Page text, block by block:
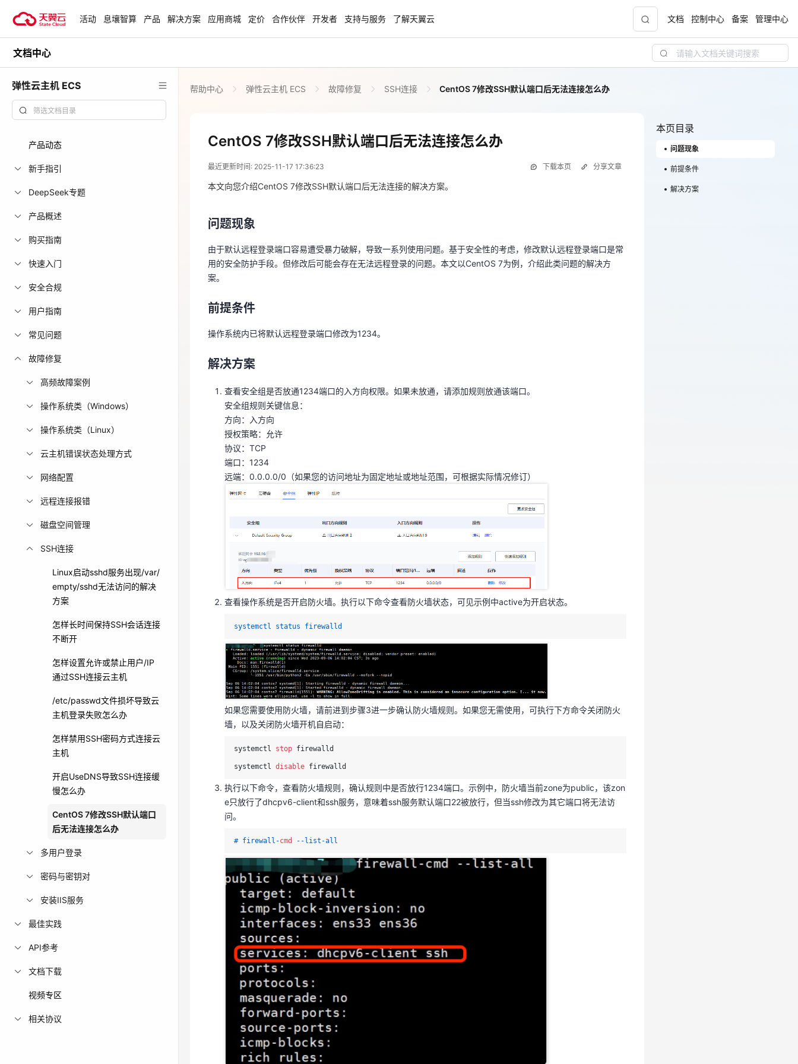
试用，产品折扣等，助您降本增
安全隔离版OpenClaw NEW 聚力AI赋能 天翼云大模型专项 青云志云端助力计划
企业出海解决方案
助力您的业务扬帆出海，通达全球！
天翼云信创专区
“一云多芯、一云多态”,国产化软件全面适配，
国产操作系统及硬件芯片支持丰富
国家云助力中小企业腾飞，高额上云补贴重磅
爆款云主机全场特惠，2核4G只要1.8折起！
免费活动
免费试用中心
多款云产品免费试用，快来开启云上之旅
活动 息壤智算 产品 解决方案 应用商城 定价 合作伙伴 开发者 支持与服务 了解天翼云 文档 控制中心 备案 管理中心
文档中心
弹性云主机 ECS
产品动态
新手指引
DeepSeek专题
产品概述
购买指南
快速入门
安全合规
用户指南
常见问题
故障修复
高频故障案例
操作系统类（Windows）
操作系统类（Linux）
云主机错误状态处理方式
网络配置
远程连接报错
磁盘空间管理
SSH连接
Linux启动sshd服务出现/var/
empty/sshd无法访问的解决
方案
怎样长时间保持SSH会话连接
不断开
怎样设置允许或禁止用户/IP
通过SSH连接云主机
/etc/passwd文件损坏导致云
主机登录失败怎么办
怎样禁用SSH密码方式连接云
主机
开启UseDNS导致SSH连接缓
慢怎么办
CentOS 7修改SSH默认端口
后无法连接怎么办
多用户登录
密码与密钥对
安装IIS服务
最佳实践
API参考
文档下载
视频专区
相关协议
帮助中心 弹性云主机 ECS 故障修复 SSH连接 CentOS 7修改SSH默认端口后无法连接怎么办
CentOS 7修改SSH默认端口后无法连接怎么办
最近更新时间: 2025-11-17 17:36:23 下载本页
CentOS 7修改SSH默认端口后无法连接怎么办
2025-11-17 09:36:23
问题现象
用的安全防护手段。但修改后可能会存在无法远程登录的问题。本文以CentOS 7为例，介绍此类问题的解决方
前提条件
安全组规则关键信息：
授权策略：允许
协议：TCP
端口：1234
远端：0.0.0.0/0（如果您的访问地址为固定地址或地址范围，可根据实际情况修订）
查看操作系统是否开启防火墙。执行以下命令查看防火墙状态，可见示例中active为开启状态。
systemctl status firewalld
如果您需要使用防火墙，请前进到步骤3进一步确认防火墙规则。如果您无需使用，可执行下方命令关闭防火
墙，以及关闭防火墙开机自启动：
systemctl stop firewalld
systemctl disable
执行以下命令，查看防火墙规则，确认规则中是否放行1234端口。示例中，防火墙当前zone为public，该zon
问。
# firewall-cmd --list-all
执行以下命令，在防火墙中添加端口1234，并重启防火墙服务。
firewall- cmd --add-port=1234/tcp
分享文章
本文向您介绍CentOS 7修改SSH默认端口后无法连接的解决方案。
问题现象
由于默认远程登录端口容易遭受暴力破解，导致一系列使用问题。基于安全性的考虑，修改默认远程登录端口是常
用的安全防护手段。但修改后可能会存在无法远程登录的问题。本文以CentOS 7为例，介绍此类问题的解决方
案。
前提条件
操作系统内已将默认远程登录端口修改为1234。
解决方案
查看安全组是否放通1234端口的入方向权限。如果未放通，请添加规则放通该端口。
安全组规则关键信息：
方向：入方向
授权策略：允许
协议：TCP
端口：1234
远端：0.0.0.0/0（如果您的访问地址为固定地址或地址范围，可根据实际情况修订）
查看操作系统是否开启防火墙。执行以下命令查看防火墙状态，可见示例中active为开启状态。
systemctl status firewalld
如果您需要使用防火墙，请前进到步骤3进一步确认防火墙规则。如果您无需使用，可执行下方命令关闭防火
墙，以及关闭防火墙开机自启动：
systemctl stop firewalld
systemctl disable
执行以下命令，查看防火墙规则，确认规则中是否放行1234端口。示例中，防火墙当前zone为public，该zon
e只放行了dhcpv6-client和ssh服务，意味着ssh服务默认端口22被放行，但当ssh修改为其它端口将无法访
问。
# firewall-cmd --list-all
本页目录
问题现象
前提条件
解决方案